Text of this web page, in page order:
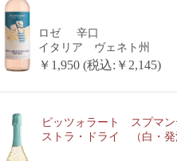
ロゼ
辛口
イタリア ヴェネト州
￥1,950 (税込:￥2,145)
ピッツォラート スプマ
ストラ・ドライ （白・